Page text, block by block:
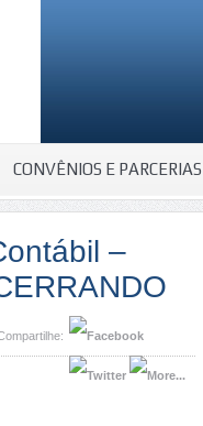
CONVÊNIOS E PARCERIAS
–